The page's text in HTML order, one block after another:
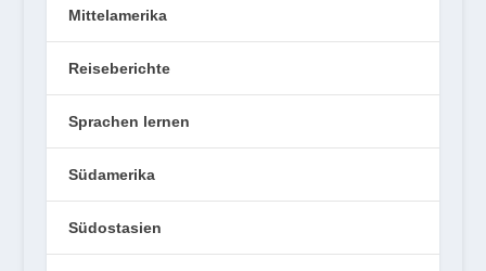
Mittelamerika
Reiseberichte
Sprachen lernen
Südamerika
Südostasien